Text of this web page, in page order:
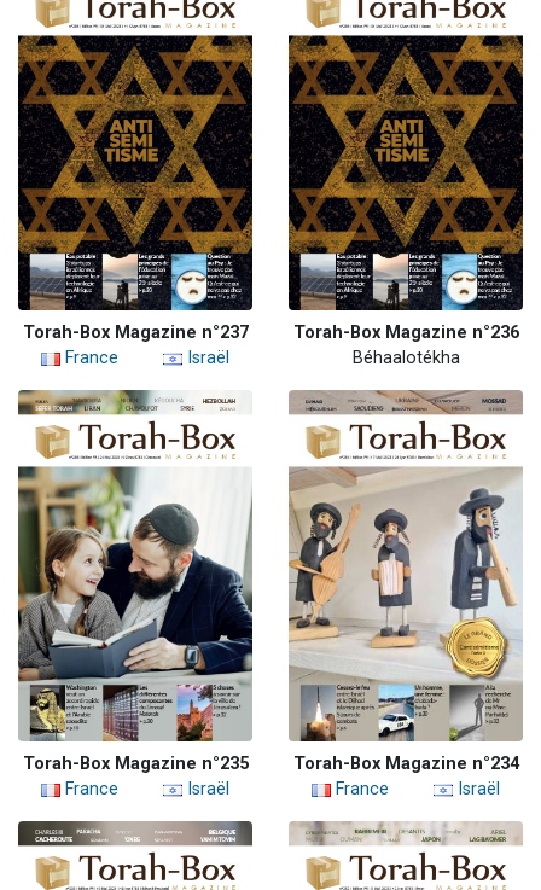
Torah-Box Magazine n°237
France
Israël
Torah-Box Magazine n°236
Béhaalotékha
Torah-Box Magazine n°235
France
Israël
Torah-Box Magazine n°234
France
Israël